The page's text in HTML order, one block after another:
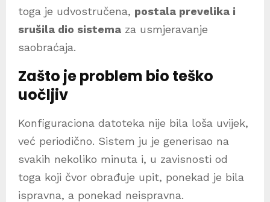
toga je udvostručena, postala prevelika i
srušila dio sistema za usmjeravanje
saobraćaja.
Zašto je problem bio teško
uočljiv
Konfiguraciona datoteka nije bila loša uvijek,
već periodično. Sistem ju je generisao na
svakih nekoliko minuta i, u zavisnosti od
toga koji čvor obrađuje upit, ponekad je bila
ispravna, a ponekad neispravna.